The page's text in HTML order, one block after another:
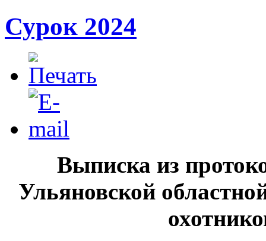
Сурок 2024
Выписка из
Ульяновской